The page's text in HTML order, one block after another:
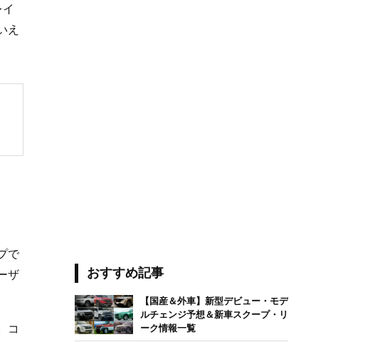
え
で
ザ
コ
おすすめ記事
【国産＆外車】新型デビュー・モデ
ルチェンジ予想＆新車スクープ・リ
ーク情報一覧